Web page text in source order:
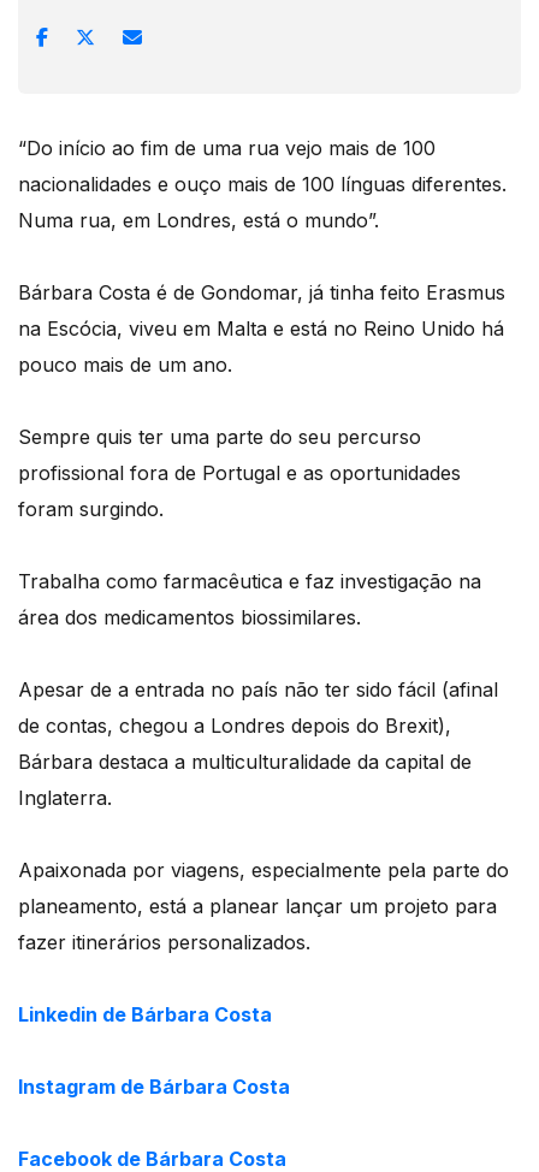
“Do início ao fim de uma rua vejo mais de 100
nacionalidades e ouço mais de 100 línguas diferentes.
Numa rua, em Londres, está o mundo”.
Bárbara Costa é de Gondomar, já tinha feito Erasmus
na Escócia, viveu em Malta e está no Reino Unido há
pouco mais de um ano.
Sempre quis ter uma parte do seu percurso
profissional fora de Portugal e as oportunidades
foram surgindo.
Trabalha como farmacêutica e faz investigação na
área dos medicamentos biossimilares.
Apesar de a entrada no país não ter sido fácil (afinal
de contas, chegou a Londres depois do Brexit),
Bárbara destaca a multiculturalidade da capital de
Inglaterra.
Apaixonada por viagens, especialmente pela parte do
planeamento, está a planear lançar um projeto para
fazer itinerários personalizados.
Linkedin de Bárbara Costa
Instagram de Bárbara Costa
Facebook de Bárbara Costa